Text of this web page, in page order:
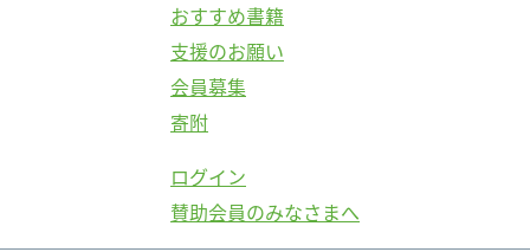
おすすめ書籍
支援のお願い
会員募集
寄附
ログイン
賛助会員のみなさまへ